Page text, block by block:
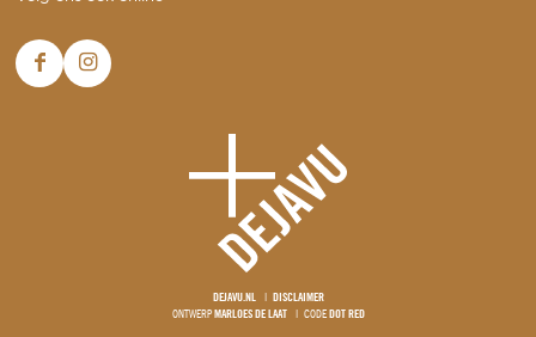
DEJAVU.NL
DISCLAIMER
ONTWERP MARLOES DE LAAT CODE DOT RED